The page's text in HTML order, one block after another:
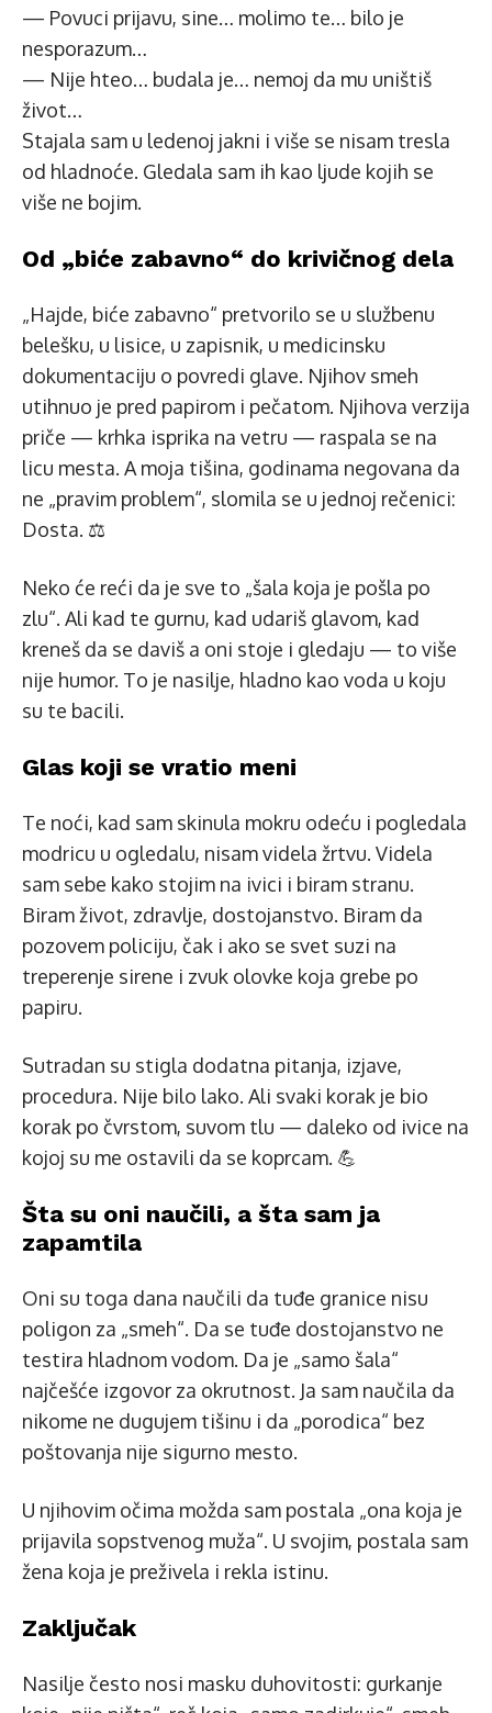
— Povuci prijavu, sine… molimo te… bilo je
nesporazum…
— Nije hteo… budala je… nemoj da mu uništiš
život…
Stajala sam u ledenoj jakni i više se nisam tresla
od hladnoće. Gledala sam ih kao ljude kojih se
više ne bojim.
Od „biće zabavno“ do krivičnog dela
„Hajde, biće zabavno“ pretvorilo se u službenu
belešku, u lisice, u zapisnik, u medicinsku
dokumentaciju o povredi glave. Njihov smeh
utihnuo je pred papirom i pečatom. Njihova verzija
priče — krhka isprika na vetru — raspala se na
licu mesta. A moja tišina, godinama negovana da
ne „pravim problem“, slomila se u jednoj rečenici:
Dosta. ⚖️
Neko će reći da je sve to „šala koja je pošla po
zlu“. Ali kad te gurnu, kad udariš glavom, kad
kreneš da se daviš a oni stoje i gledaju — to više
nije humor. To je nasilje, hladno kao voda u koju
su te bacili.
Glas koji se vratio meni
Te noći, kad sam skinula mokru odeću i pogledala
modricu u ogledalu, nisam videla žrtvu. Videla
sam sebe kako stojim na ivici i biram stranu.
Biram život, zdravlje, dostojanstvo. Biram da
pozovem policiju, čak i ako se svet suzi na
treperenje sirene i zvuk olovke koja grebe po
papiru.
Sutradan su stigla dodatna pitanja, izjave,
procedura. Nije bilo lako. Ali svaki korak je bio
korak po čvrstom, suvom tlu — daleko od ivice na
kojoj su me ostavili da se koprcam. 💪
Šta su oni naučili, a šta sam ja
zapamtila
Oni su toga dana naučili da tuđe granice nisu
poligon za „smeh“. Da se tuđe dostojanstvo ne
testira hladnom vodom. Da je „samo šala“
najčešće izgovor za okrutnost. Ja sam naučila da
nikome ne dugujem tišinu i da „porodica“ bez
poštovanja nije sigurno mesto.
U njihovim očima možda sam postala „ona koja je
prijavila sopstvenog muža“. U svojim, postala sam
žena koja je preživela i rekla istinu.
Zaključak
Nasilje često nosi masku duhovitosti: gurkanje